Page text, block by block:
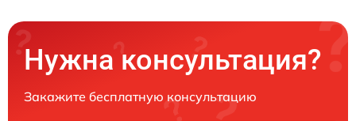
Нужна консультация?
Закажите бесплатную консультацию